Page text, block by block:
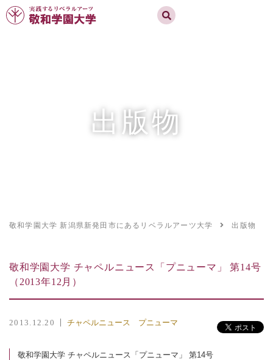
実践するリベラルアーツ 敬和学園大学
出版物
敬和学園大学 新潟県新発田市にあるリベラルアーツ大学 出版物
敬和学園大学 チャペルニュース「プニューマ」 第14号
（2013年12月）
2013.12.20 チャペルニュース プニューマ
敬和学園大学 チャペルニュース「プニューマ」 第14号